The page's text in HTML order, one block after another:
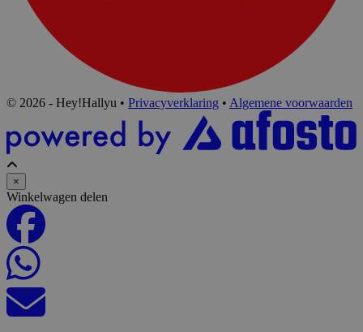
© 2026 - Hey!Hallyu • Privacyverklaring • Algemene voorwaarden
×
Winkelwagen delen